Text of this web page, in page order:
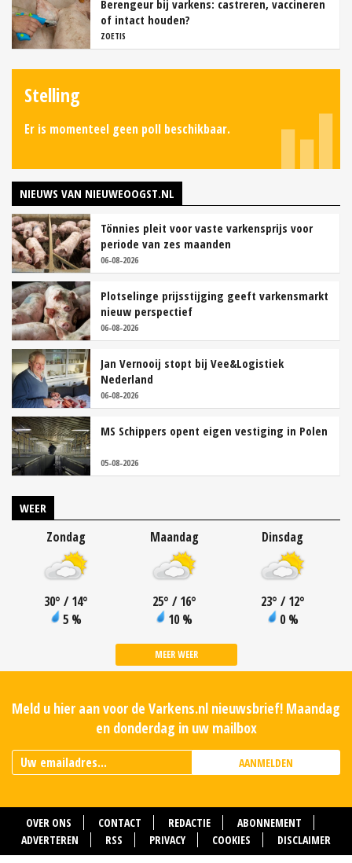
Berengeur bij varkens: castreren, vaccineren
of intact houden?
ZOETIS
Stelling
Er is momenteel geen poll beschikbaar.
NIEUWS VAN NIEUWEOOGST.NL
Tönnies pleit voor vaste varkensprijs voor
periode van zes maanden
06-08-2026
Plotselinge prijsstijging geeft varkensmarkt
nieuw perspectief
06-08-2026
Jan Vernooij stopt bij Vee&Logistiek
Nederland
06-08-2026
MS Schippers opent eigen vestiging in Polen
05-08-2026
WEER
Zondag
30° / 14°
5 %
Maandag
25° / 16°
10 %
Dinsdag
23° / 12°
0 %
MEER WEER
Meld u hier aan voor de Varkens.nl nieuwsbrief! Maandag
en donderdag in uw mailbox
AANMELDEN
OVER ONS CONTACT REDACTIE
ABONNEMENT
ADVERTEREN
RSS PRIVACY COOKIES DISCLAIMER